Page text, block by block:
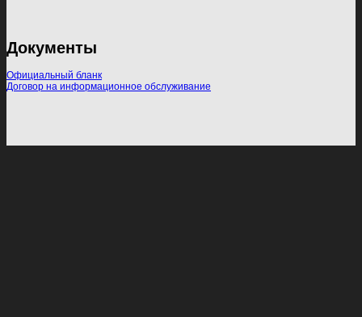
Документы
Официальный бланк
Договор на информационное обслуживание